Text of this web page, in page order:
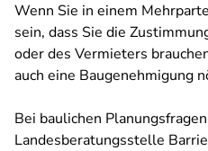
Wenn Sie in einem
sein, dass Sie die
oder des Vermieters
auch eine Baugenehmigung
Bei baulichen
Landesberatungsstelle